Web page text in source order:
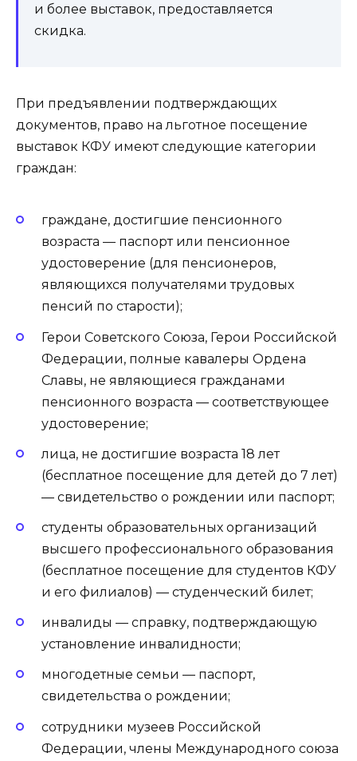
и более выставок, предоставляется
скидка.
При предъявлении подтверждающих
документов, право на льготное посещение
выставок КФУ имеют следующие категории
граждан:
граждане, достигшие пенсионного
возраста — паспорт или пенсионное
удостоверение (для пенсионеров,
являющихся получателями трудовых
пенсий по старости);
Герои Советского Союза, Герои Российской
Федерации, полные кавалеры Ордена
Славы, не являющиеся гражданами
пенсионного возраста — соответствующее
удостоверение;
лица, не достигшие возраста 18 лет
(бесплатное посещение для детей до 7 лет)
— свидетельство о рождении или паспорт;
студенты образовательных организаций
высшего профессионального образования
(бесплатное посещение для студентов КФУ
и его филиалов) — студенческий билет;
инвалиды — справку, подтверждающую
установление инвалидности;
многодетные семьи — паспорт,
свидетельства о рождении;
сотрудники музеев Российской
Федерации, члены Международного союза